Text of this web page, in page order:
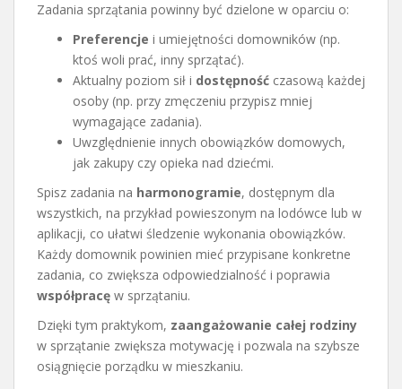
Zadania sprzątania powinny być dzielone w oparciu o:
Preferencje i umiejętności domowników (np.
ktoś woli prać, inny sprzątać).
Aktualny poziom sił i dostępność czasową każdej
osoby (np. przy zmęczeniu przypisz mniej
wymagające zadania).
Uwzględnienie innych obowiązków domowych,
jak zakupy czy opieka nad dziećmi.
Spisz zadania na harmonogramie, dostępnym dla
wszystkich, na przykład powieszonym na lodówce lub w
aplikacji, co ułatwi śledzenie wykonania obowiązków.
Każdy domownik powinien mieć przypisane konkretne
zadania, co zwiększa odpowiedzialność i poprawia
współpracę w sprzątaniu.
Dzięki tym praktykom, zaangażowanie całej rodziny
w sprzątanie zwiększa motywację i pozwala na szybsze
osiągnięcie porządku w mieszkaniu.